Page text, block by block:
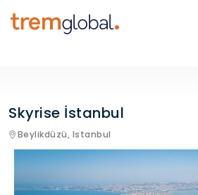
Skyrise İstanbul
Beylikdüzü, Istanbul